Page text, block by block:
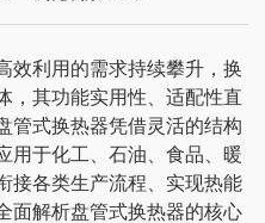
利用的需求持续攀升，换
，其功能实用性、适配性直
管式换热器凭借灵活的结构
用于化工、石油、食品、暖
接各类生产流程、实现热能
面解析盘管式换热器的核心